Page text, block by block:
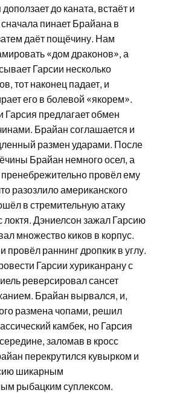
до каната, встаёт и
пинает Брайана в
даёт пощёчину. Нам
«дом драконов», а
Гарсии несколько
тот наконец падает, и
его в болевой «якорем».
Гарсия предлагает обмен
Брайан соглашается и
размен ударами. После
Брайан немного осел, а
провёл ему
разозлило американского
в стремительную атаку
локтя. Дэниелсон зажал Гарсию
множество киков в корпус.
провёл раннинг дропкик в углу.
Гарсии хуриканрану с
реверсировал сансет
Брайан вырвался, и,
размена чопами, решил
камбек, но Гарсия
заломав в кросс
перекрутился кувырком и
шикарным
рыбацким суплексом.